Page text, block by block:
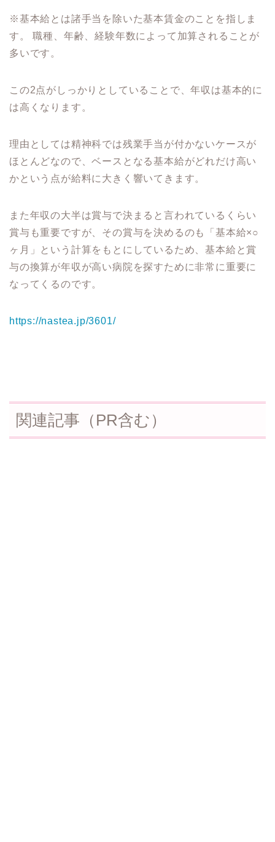
※基本給とは諸手当を除いた基本賃金のことを指しま
す。 職種、年齢、経験年数によって加算されることが
多いです。
この2点がしっかりとしていることで、年収は基本的に
は高くなります。
理由としては精神科では残業手当が付かないケースが
ほとんどなので、ベースとなる基本給がどれだけ高い
かという点が給料に大きく響いてきます。
また年収の大半は賞与で決まると言われているくらい
賞与も重要ですが、その賞与を決めるのも「基本給×○
ヶ月」という計算をもとにしているため、基本給と賞
与の換算が年収が高い病院を探すために非常に重要に
なってくるのです。
https://nastea.jp/3601/
関連記事（PR含む）